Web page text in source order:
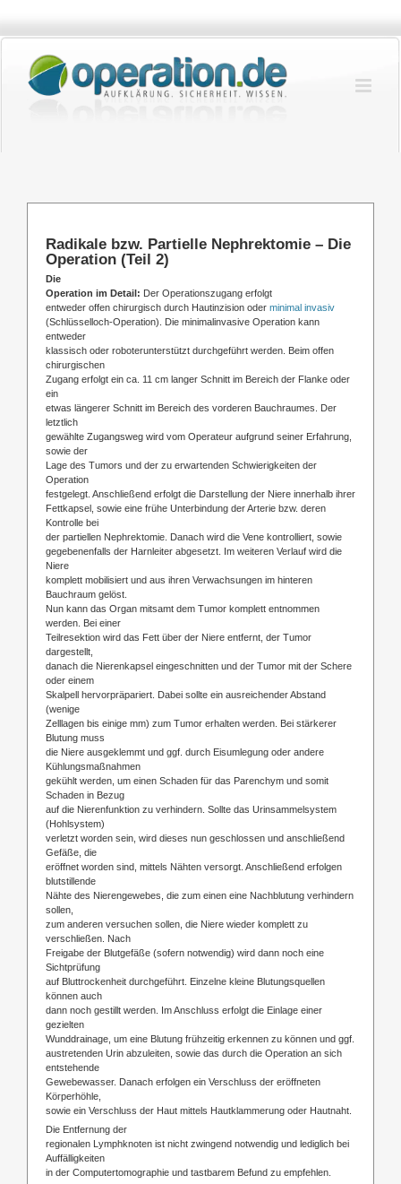
springen
Radikale bzw. Partielle Nephrektomie – Die
Operation (Teil 2)
Die
Operation im Detail: Der Operationszugang erfolgt
entweder offen chirurgisch durch Hautinzision oder minimal invasiv
(Schlüsselloch-Operation). Die minimalinvasive Operation kann
entweder
klassisch oder roboterunterstützt durchgeführt werden. Beim offen
chirurgischen
Zugang erfolgt ein ca. 11 cm langer Schnitt im Bereich der Flanke oder
ein
etwas längerer Schnitt im Bereich des vorderen Bauchraumes. Der
letztlich
gewählte Zugangsweg wird vom Operateur aufgrund seiner Erfahrung,
sowie der
Lage des Tumors und der zu erwartenden Schwierigkeiten der
Operation
festgelegt. Anschließend erfolgt die Darstellung der Niere innerhalb ihrer
Fettkapsel, sowie eine frühe Unterbindung der Arterie bzw. deren
Kontrolle bei
der partiellen Nephrektomie. Danach wird die Vene kontrolliert, sowie
gegebenenfalls der Harnleiter abgesetzt. Im weiteren Verlauf wird die
Niere
komplett mobilisiert und aus ihren Verwachsungen im hinteren
Bauchraum gelöst.
Nun kann das Organ mitsamt dem Tumor komplett entnommen
werden. Bei einer
Teilresektion wird das Fett über der Niere entfernt, der Tumor
dargestellt,
danach die Nierenkapsel eingeschnitten und der Tumor mit der Schere
oder einem
Skalpell hervorpräpariert. Dabei sollte ein ausreichender Abstand
(wenige
Zelllagen bis einige mm) zum Tumor erhalten werden. Bei stärkerer
Blutung muss
die Niere ausgeklemmt und ggf. durch Eisumlegung oder andere
Kühlungsmaßnahmen
gekühlt werden, um einen Schaden für das Parenchym und somit
Schaden in Bezug
auf die Nierenfunktion zu verhindern. Sollte das Urinsammelsystem
(Hohlsystem)
verletzt worden sein, wird dieses nun geschlossen und anschließend
Gefäße, die
eröffnet worden sind, mittels Nähten versorgt. Anschließend erfolgen
blutstillende
Nähte des Nierengewebes, die zum einen eine Nachblutung verhindern
sollen,
zum anderen versuchen sollen, die Niere wieder komplett zu
verschließen. Nach
Freigabe der Blutgefäße (sofern notwendig) wird dann noch eine
Sichtprüfung
auf Bluttrockenheit durchgeführt. Einzelne kleine Blutungsquellen
können auch
dann noch gestillt werden. Im Anschluss erfolgt die Einlage einer
gezielten
Wunddrainage, um eine Blutung frühzeitig erkennen zu können und ggf.
austretenden Urin abzuleiten, sowie das durch die Operation an sich
entstehende
Gewebewasser. Danach erfolgen ein Verschluss der eröffneten
Körperhöhle,
sowie ein Verschluss der Haut mittels Hautklammerung oder Hautnaht.
Die Entfernung der
regionalen Lymphknoten ist nicht zwingend notwendig und lediglich bei
Auffälligkeiten
in der Computertomographie und tastbarem Befund zu empfehlen.